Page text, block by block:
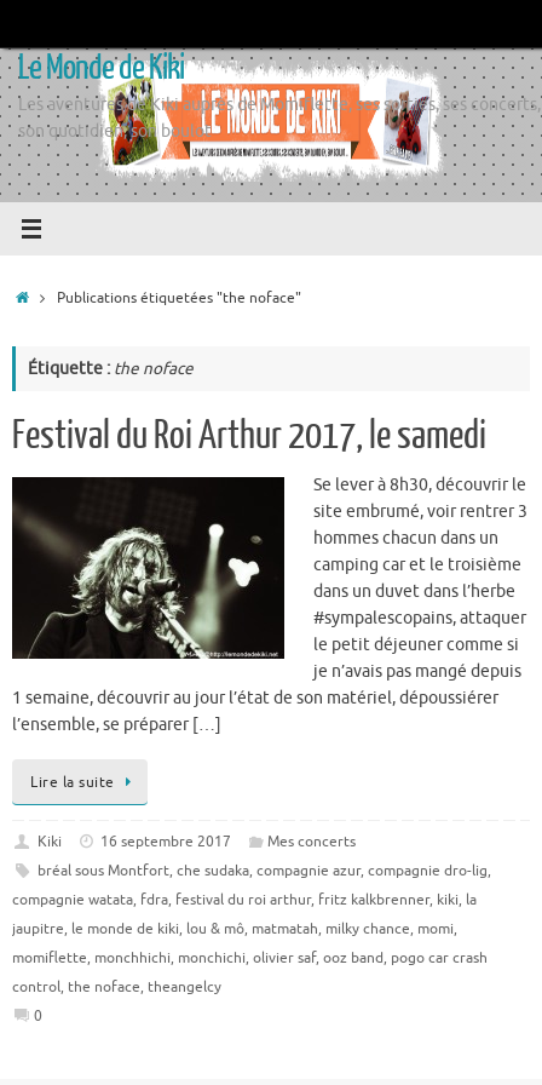
contenu
Le Monde de Kiki
Les aventures de Kiki auprès de Momiflette, ses sorties, ses concerts,
son quotidien, son boulot
AccueilPublications étiquetées "the noface"
Étiquette : the noface
Festival du Roi Arthur 2017, le samedi
Se lever à 8h30, découvrir le
site embrumé, voir rentrer 3
hommes chacun dans un
camping car et le troisième
dans un duvet dans l’herbe
#sympalescopains, attaquer
le petit déjeuner comme si
je n’avais pas mangé depuis
1 semaine, découvrir au jour l’état de son matériel, dépoussiérer
l’ensemble, se préparer […]
Lire la suite
Kiki 16 septembre 2017
Mes concerts
bréal sous Montfort, che sudaka, compagnie azur, compagnie dro-lig,
compagnie watata, fdra, festival du roi arthur, fritz kalkbrenner, kiki, la
jaupitre, le monde de kiki, lou & mô, matmatah, milky chance, momi,
momiflette, monchhichi, monchichi, olivier saf, ooz band, pogo car crash
control, the noface, theangelcy
0